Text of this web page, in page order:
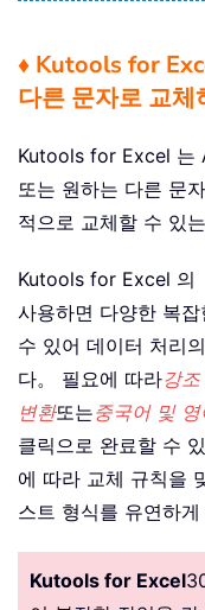
♦ Kutools for
다른 문자로 교체
Kutools for Excel 는
또는 원하는 다른 문
적으로 교체할 수 있
Kutools for Excel 의
사용하면 다양한 복
수 있어 데이터 처리
다。 필요에 따라강
변환또는중국어 및
클릭으로 완료할 수
에 따라 교체 규칙을
스트 형식를 유연하게
Kutools for Excel